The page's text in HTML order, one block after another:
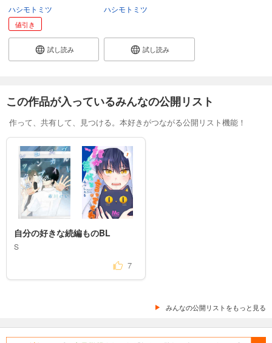
ハシモトミツ
値引き
試し読み
ハシモトミツ
試し読み
この作品が入っているみんなの公開リスト
作って、共有して、見つける。本好きがつながる公開リスト機能！
自分の好きな続編ものBL
S
7
みんなの公開リストをもっと見る